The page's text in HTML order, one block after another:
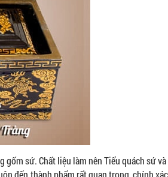
sứ. Chất liệu làm nên Tiểu quách sứ
đến thành phẩm rất quan trọng, chính